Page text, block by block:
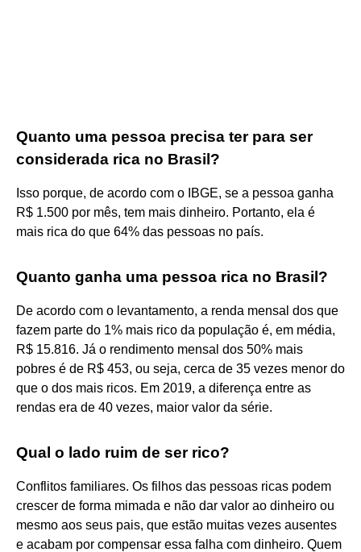
Quanto uma pessoa precisa ter para ser
considerada rica no Brasil?
Isso porque, de acordo com o IBGE, se a pessoa ganha
R$ 1.500 por mês, tem mais dinheiro. Portanto, ela é
mais rica do que 64% das pessoas no país.
Quanto ganha uma pessoa rica no Brasil?
De acordo com o levantamento, a renda mensal dos que
fazem parte do 1% mais rico da população é, em média,
R$ 15.816. Já o rendimento mensal dos 50% mais
pobres é de R$ 453, ou seja, cerca de 35 vezes menor do
que o dos mais ricos. Em 2019, a diferença entre as
rendas era de 40 vezes, maior valor da série.
Qual o lado ruim de ser rico?
Conflitos familiares. Os filhos das pessoas ricas podem
crescer de forma mimada e não dar valor ao dinheiro ou
mesmo aos seus pais, que estão muitas vezes ausentes
e acabam por compensar essa falha com dinheiro. Quem